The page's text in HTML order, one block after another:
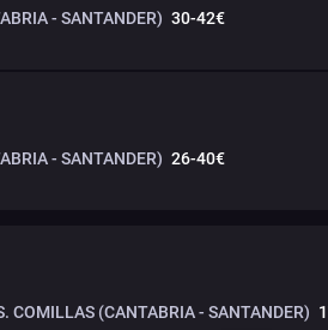
- SANTANDER) 30-42€
- SANTANDER) 26-40€
COMILLAS (CANTABRIA - SANTANDER)